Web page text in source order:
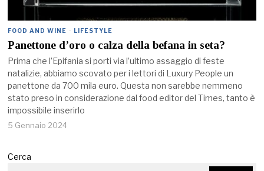
FOOD AND WINE · LIFESTYLE
Panettone d’oro o calza della befana in seta?
Prima che l’Epifania si porti via l’ultimo assaggio di feste
natalizie, abbiamo scovato per i lettori di Luxury People un
panettone da 700 mila euro. Questa non sarebbe nemmeno
stato preso in considerazione dal food editor del Times, tanto è
impossibile inserirlo
5 Gennaio 2024
Cerca